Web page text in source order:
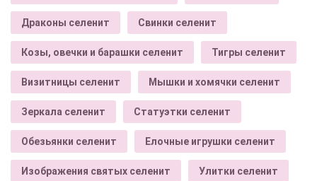
Драконы селенит Свинки селенит
Козы, овечки и барашки селенит Тигры селенит
Визитницы селенит Мышки и хомячки селенит
Зеркала селенит Статуэтки селенит
Обезьянки селенит Елочные игрушки селенит
Изображения святых селенит Улитки селенит